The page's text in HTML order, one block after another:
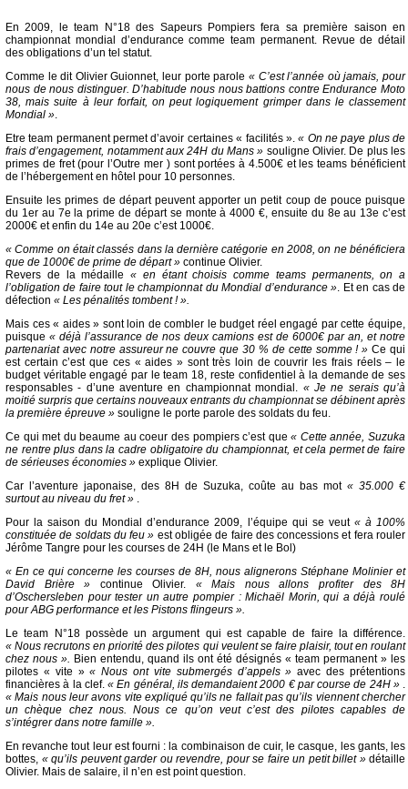
En 2009, le team N°18 des Sapeurs Pompiers fera sa première saison en
championnat mondial d’endurance comme team permanent. Revue de détail
des obligations d’un tel statut.
Comme le dit Olivier Guionnet, leur porte parole « C’est l’année où jamais, pour
nous de nous distinguer. D’habitude nous nous battions contre Endurance Moto
38, mais suite à leur forfait, on peut logiquement grimper dans le classement
Mondial ».
Etre team permanent permet d’avoir certaines « facilités ».« On ne paye plus de
frais d’engagement, notamment aux 24H du Mans » souligne Olivier. De plus les
primes de fret (pour l’Outre mer ) sont portées à 4.500€ et les teams bénéficient
de l’hébergement en hôtel pour 10 personnes.
Ensuite les primes de départ peuvent apporter un petit coup de pouce puisque
du 1er au 7e la prime de départ se monte à 4000 €, ensuite du 8e au 13e c’est
2000€ et enfin du 14e au 20e c’est 1000€.
« Comme on était classés dans la dernière catégorie en 2008, on ne bénéficiera
que de 1000€ de prime de départ » continue Olivier.
Revers de la médaille« en étant choisis comme teams permanents, on a
l’obligation de faire tout le championnat du Mondial d’endurance ». Et en cas de
défection « Les pénalités tombent ! ».
Mais ces « aides » sont loin de combler le budget réel engagé par cette équipe,
puisque« déjà l’assurance de nos deux camions est de 6000€ par an, et notre
partenariat avec notre assureur ne couvre que 30 % de cette somme ! » Ce qui
est certain c’est que ces « aides » sont très loin de couvrir les frais réels – le
budget véritable engagé par le team 18, reste confidentiel à la demande de ses
responsables - d’une aventure en championnat mondial. « Je ne serais qu’à
moitié surpris que certains nouveaux entrants du championnat se débinent après
la première épreuve » souligne le porte parole des soldats du feu.
Ce qui met du beaume au coeur des pompiers c’est que« Cette année, Suzuka
ne rentre plus dans la cadre obligatoire du championnat, et cela permet de faire
de sérieuses économies » explique Olivier.
Car l’aventure japonaise, des 8H de Suzuka, coûte au bas mot« 35.000 €
surtout au niveau du fret » .
Pour la saison du Mondial d’endurance 2009, l’équipe qui se veut « à 100%
constituée de soldats du feu » est obligée de faire des concessions et fera rouler
Jérôme Tangre pour les courses de 24H (le Mans et le Bol)
« En ce qui concerne les courses de 8H, nous alignerons Stéphane Molinier et
David Brière » continue Olivier. « Mais nous allons profiter des 8H
d’Oschersleben pour tester un autre pompier : Michaël Morin, qui a déjà roulé
pour ABG performance et les Pistons flingeurs ».
Le team N°18 possède un argument qui est capable de faire la différence.
« Nous recrutons en priorité des pilotes qui veulent se faire plaisir, tout en roulant
chez nous ». Bien entendu, quand ils ont été désignés « team permanent » les
pilotes « vite »« Nous ont vite submergés d’appels »avec des prétentions
financières à la clef.« En général, ils demandaient 2000 € par course de 24H » .
« Mais nous leur avons vite expliqué qu’ils ne fallait pas qu’ils viennent chercher
un chèque chez nous. Nous ce qu’on veut c’est des pilotes capables de
s’intégrer dans notre famille ».
En revanche tout leur est fourni : la combinaison de cuir, le casque, les gants, les
bottes, « qu’ils peuvent garder ou revendre, pour se faire un petit billet »détaille
Olivier. Mais de salaire, il n’en est point question.